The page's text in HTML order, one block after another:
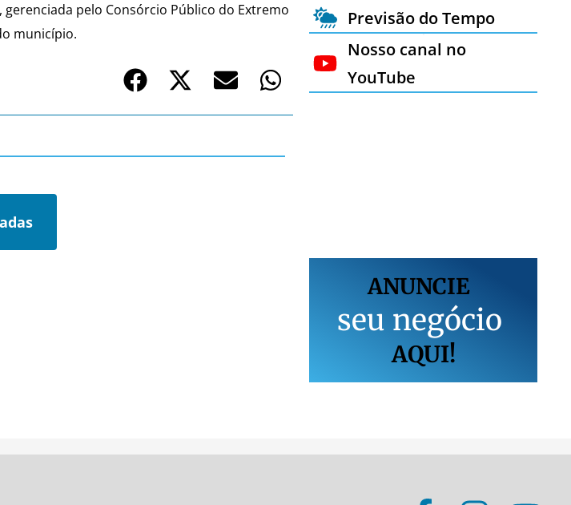
pelo Consórcio Público do Extremo
município.
Previsão do Tempo
Nosso canal no
YouTube
ANUNCIE
seu negócio
AQUI!